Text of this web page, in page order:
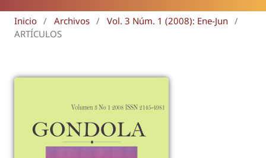
Inicio / Archivos / Vol. 3 Núm. 1 (2008): Ene-Jun
/
ARTÍCULOS